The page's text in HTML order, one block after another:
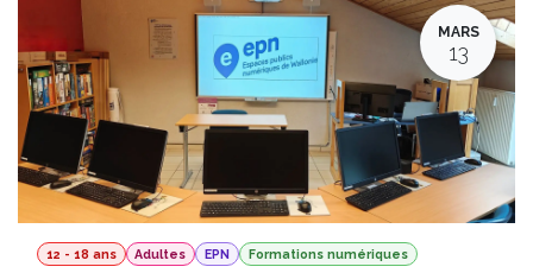
MARS
13
12 - 18 ans Adultes EPN Formations numériques